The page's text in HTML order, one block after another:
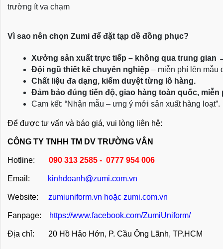
trường ít va chạm
Vì sao nên chọn Zumi để đặt tạp dề đồng phục?
Xưởng sản xuất trực tiếp – không qua trung gian
Đội ngũ thiết kế chuyên nghiệp – miễn phí lên mẫu
Chất liệu đa dạng, kiểm duyệt từng lô hàng.
Đảm bảo đúng tiến độ, giao hàng toàn quốc, miễn
Cam kết: “Nhận mẫu – ưng ý mới sản xuất hàng loạt”.
Để được tư vấn và báo giá, vui lòng liên hệ:
CÔNG TY TNHH TM DV TRƯỜNG VÂN
Hotline: 090 313 2585 - 0777 954 006
Email: kinhdoanh@zumi.com.vn
Website: zumiuniform.vn hoặc zumi.com.vn
Fanpage: https://www.facebook.com/ZumiUniform/
Địa chỉ: 20 Hồ Hảo Hớn, P. Cầu Ông Lãnh, TP.HCM